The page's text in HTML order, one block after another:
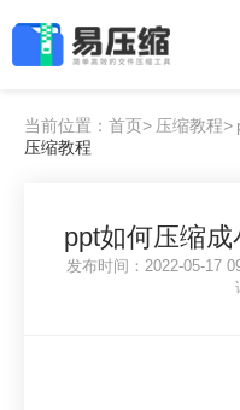
当前位置：首页> 压缩教程>
压缩教程
ppt如何压缩
发布时间：2022-